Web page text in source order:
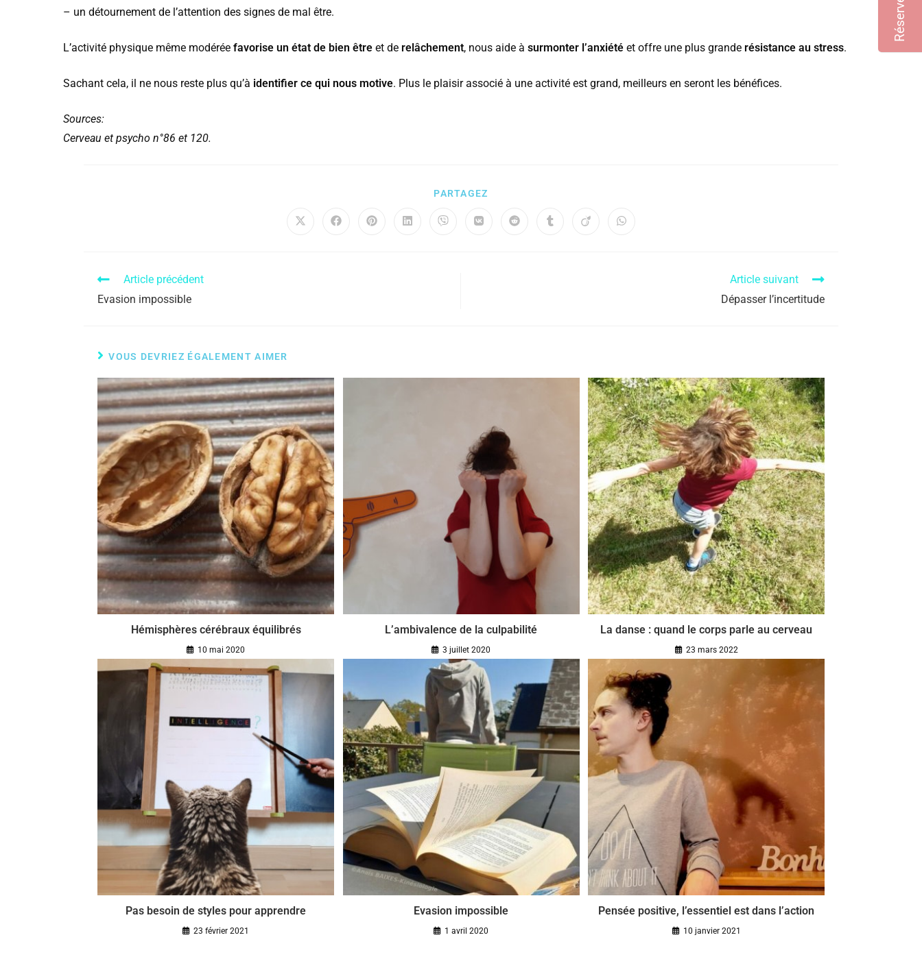
– un détournement de l’attention des signes de mal être.
L’activité physique même modérée favorise un état de bien être et de relâchement, nous aide à surmonter l’anxiété et offre une plus grande résistance au stress.
Sachant cela, il ne nous reste plus qu’à identifier ce qui nous motive. Plus le plaisir associé à une activité est grand, meilleurs en seront les bénéfices.
Sources:
Cerveau et psycho n°86 et 120.
PARTAGEZ
Article précédent
Evasion impossible
Article suivant
Dépasser l’incertitude
VOUS DEVRIEZ ÉGALEMENT AIMER
Hémisphères cérébraux équilibrés
10 mai 2020
L’ambivalence de la culpabilité
3 juillet 2020
La danse : quand le corps parle au cerveau
23 mars 2022
Pas besoin de styles pour apprendre
23 février 2021
Evasion impossible
1 avril 2020
Pensée positive, l’essentiel est dans l’action
10 janvier 2021